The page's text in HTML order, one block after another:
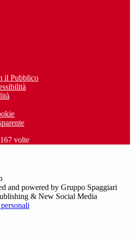
il Pubblico
volte
and powered by Gruppo Spaggiari
& New Social Media